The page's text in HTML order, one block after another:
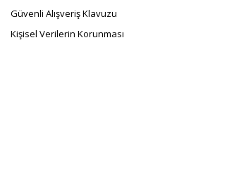
Güvenli Alışveriş Klavuzu
Kişisel Verilerin Korunması